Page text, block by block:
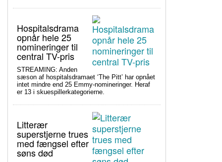
Hospitalsdrama
opnår hele 25
nomineringer til
central TV-pris
STREAMING: Anden
sæson af hospitalsdramaet ‘The Pitt’ har opnået
intet mindre end 25 Emmy-nomineringer. Heraf
er 13 i skuespillerkategorierne.
Litterær
superstjerne trues
med fængsel efter
søns død